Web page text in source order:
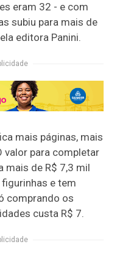
eram 32 - e com
subiu para mais de
editora Panini.
mais páginas, mais
valor para completar
mais de R$ 7,3 mil
e tem
comprando os
custa R$ 7.